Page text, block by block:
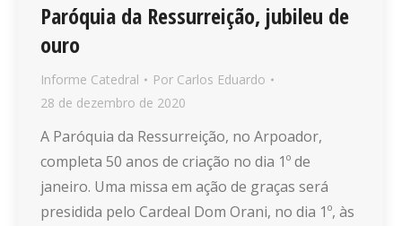
Paróquia da Ressurreição, jubileu de
ouro
Informe Catedral Por Carlos Eduardo
28 de dezembro de 2020
A Paróquia da Ressurreição, no Arpoador,
completa 50 anos de criação no dia 1º de
janeiro. Uma missa em ação de graças será
presidida pelo Cardeal Dom Orani, no dia 1º, às